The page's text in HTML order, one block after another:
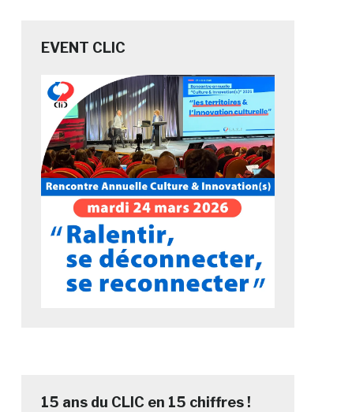
EVENT CLIC
15 ans du CLIC en 15 chiffres !